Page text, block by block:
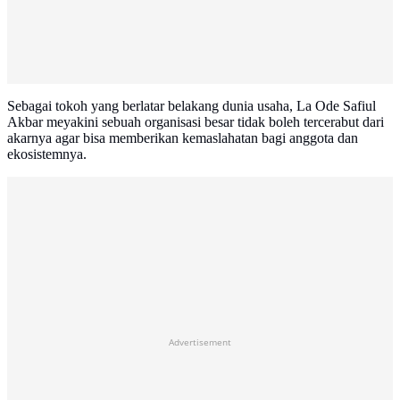
Sebagai tokoh yang berlatar belakang dunia usaha, La Ode Safiul
Akbar meyakini sebuah organisasi besar tidak boleh tercerabut dari
akarnya agar bisa memberikan kemaslahatan bagi anggota dan
ekosistemnya.
Advertisement